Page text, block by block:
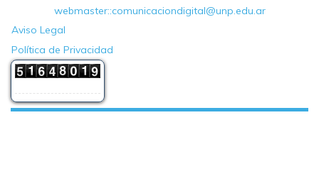
webmaster::comunicaciondigital@unp.edu.ar
Aviso Legal
Política de Privacidad